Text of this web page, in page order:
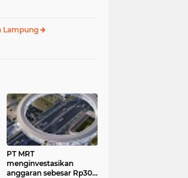
Lampung
PT MRT
menginvestasikan
anggaran sebesar Rp300